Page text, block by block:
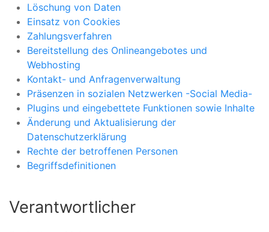
Löschung von Daten
Einsatz von Cookies
Zahlungsverfahren
Bereitstellung des Onlineangebotes und
Webhosting
Kontakt- und Anfragenverwaltung
Präsenzen in sozialen Netzwerken -Social Media-
Plugins und eingebettete Funktionen sowie Inhalte
Änderung und Aktualisierung der
Datenschutzerklärung
Rechte der betroffenen Personen
Begriffsdefinitionen
Verantwortlicher